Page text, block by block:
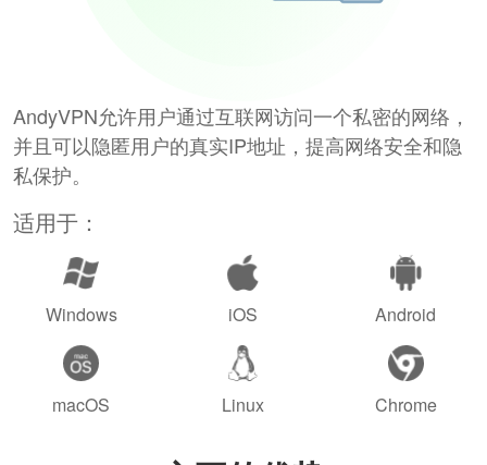
AndyVPN允许用户通过互联网访问一个私密的网络，
并且可以隐匿用户的真实IP地址，提高网络安全和隐
私保护。
适用于：
Windows iOS Android
macOS Linux Chrome